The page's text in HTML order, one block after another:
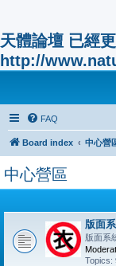
天體論壇 已經
http://
FAQ
Board index 中心營
中心營區
版面
版面系
Topics: